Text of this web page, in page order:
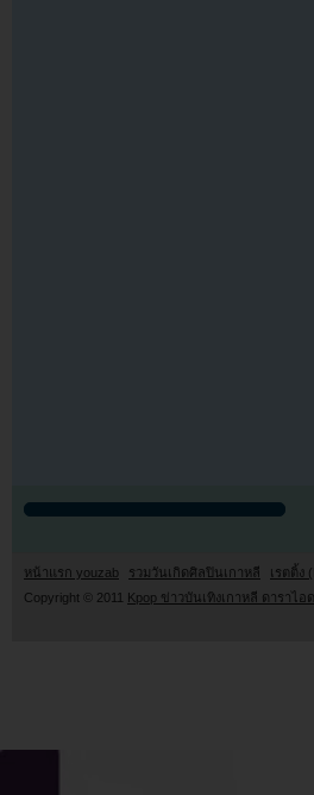
หน้าแรก youzab รวมวันเกิดศิลปินเกาหลี เรตติ้ง
Copyright © 2011 Kpop ข่าวบันเทิงเกาหลี ดาราไ